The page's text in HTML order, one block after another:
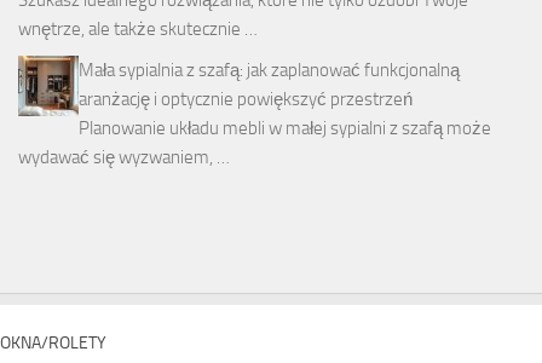
wnętrze, ale także skutecznie …
Mała sypialnia z szafą: jak zaplanować funkcjonalną
aranżację i optycznie powiększyć przestrzeń
Planowanie układu mebli w małej sypialni z szafą może
wydawać się wyzwaniem, …
OKNA/ROLETY